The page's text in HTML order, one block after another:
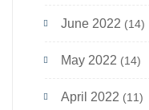
June 2022 (14)
May 2022 (14)
April 2022 (11)